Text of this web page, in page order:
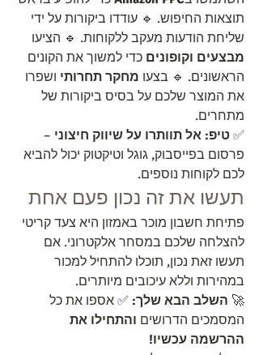
תוצאות החיפוש. 🔹 עודדו ביקורות על ידי
שליחת הודעות מעקב ללקוחות. 🔹 הציעו
מבצעים וקופונים כדי למשוך את הקונים
הראשונים. 🔹 בצעו מחקר תחרותי ושפרו
את המוצר שלכם על בסיס ביקורות של
מתחרים.
✅ טיפ: אל תוותרו על שיווק חיצוני –
פרסום בפייסבוק, גוגל וטיקטוק יכול להביא
לכם לקוחות נוספים.
תעשו את זה נכון פעם אחת
פתיחת חשבון מוכר באמזון היא צעד קריטי
להצלחה שלכם במסחר אלקטרוני. אם
תעשו זאת נכון, תוכלו להתחיל למכור
במהירות וללא עיכובים מיותרים.
🚀 השלב הבא שלך: ✅ אספו את כל
המסמכים הדרושים והתחילו את
ההרשמה עכשיו!